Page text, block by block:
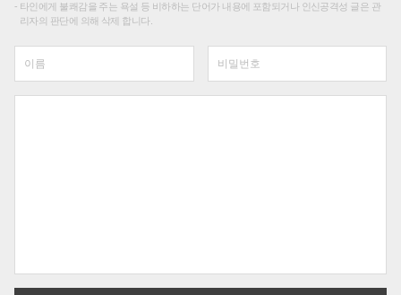
타인에게 불쾌감을 주는 욕설 등 비하하는 단어가 내용에 포함되거나 인신공격성 글은 관
리자의 판단에 의해 삭제 합니다.